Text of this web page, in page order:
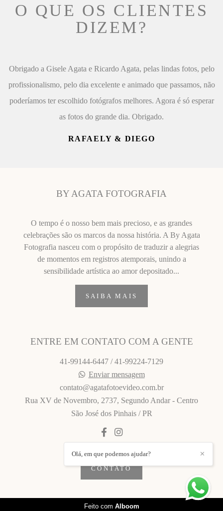
O QUE OS CLIENTES
DIZEM?
Obrigado a Gisele Agata e Ricardo Agata, pelas lindas fotos, pelo
profissionalismo, pelo dia excelente e animado que passamos, não
poderíamos ter escolhido fotógrafos melhores. Agora é só esperar
as fotos do grande dia. Obrigado.
RAFAELY & DIEGO
BY AGATA FOTOGRAFIA
O tempo é o nosso bem mais precioso, e as grandes
celebrações são os marcos da nossa história. A By Agata
Fotografia nasceu com o propósito de traduzir a alegrias
de momentos em registros atemporais, unindo a
sensibilidade artística ao amor depositado...
SAIBA MAIS
ENTRE EM CONTATO COM A GENTE
41-99144-6447 / 41-99224-7129
Enviar mensagem
contato@agatafotoevideo.com.br
Rua XV de Novembro, 2737, Segundo Andar - Centro
São José dos Pinhais / PR
CONTATO
✕
Olá, em que podemos ajudar?
Feito com Alboom